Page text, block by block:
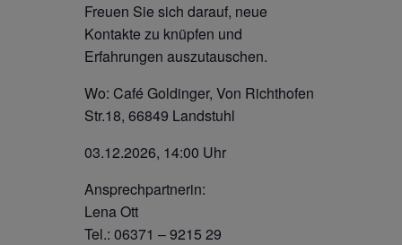
Freuen Sie sich darauf, neue
Kontakte zu knüpfen und
Erfahrungen auszutauschen.
Wo: Café Goldinger, Von Richthofen
Str.18, 66849 Landstuhl
03.12.2026, 14:00 Uhr
Ansprechpartnerin:
Lena Ott
Tel.: 06371 – 9215 29